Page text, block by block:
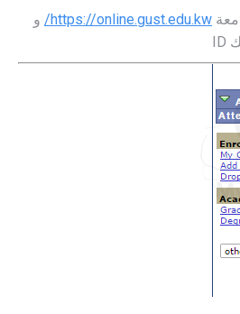
https://online.gust.edu.kw/
و